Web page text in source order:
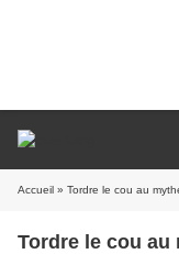
Accueil » Tordre le cou au
Tordre le cou